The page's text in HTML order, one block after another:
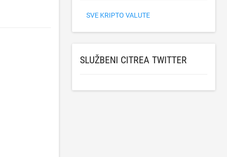
SVE KRIPTO VALUTE
SLUŽBENI CITREA TWITTER